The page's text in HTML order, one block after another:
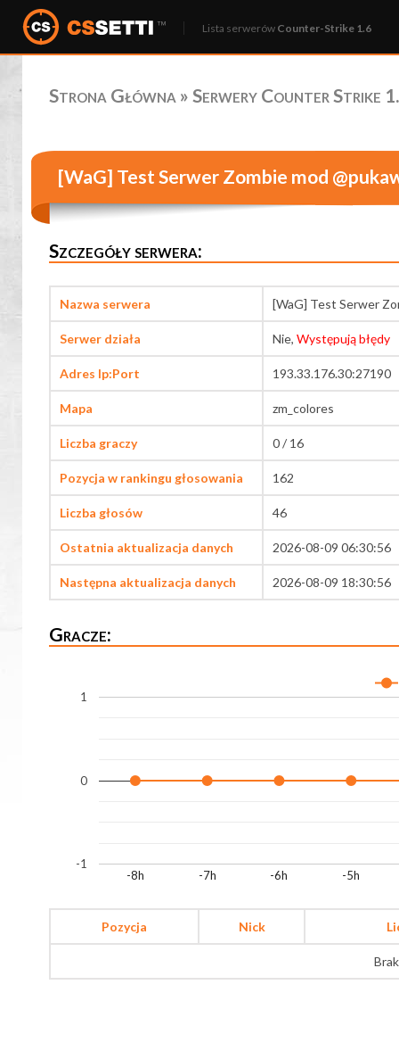
Lista serwerów Counter-Strike 1.6
Strona Główna » Serwery Counter Strike
[WaG] Test Serwer Zombie mod
Szczegóły serwera:
Nazwa serwera [WaG] Test Serwer
Serwer działa Nie, Występują błędy
Adres Ip:Port 193.33.176.30:27190
Mapa zm_colores
Liczba graczy 0 / 16
Pozycja w rankingu głosowania 162
Liczba głosów 46
Ostatnia aktualizacja danych 2026-08-09 06:30:56
Następna aktualizacja danych 2026-08-09 18:30:56
Gracze:
-8h -7h -6h -5h
-1
0
1
Pozycja Nick